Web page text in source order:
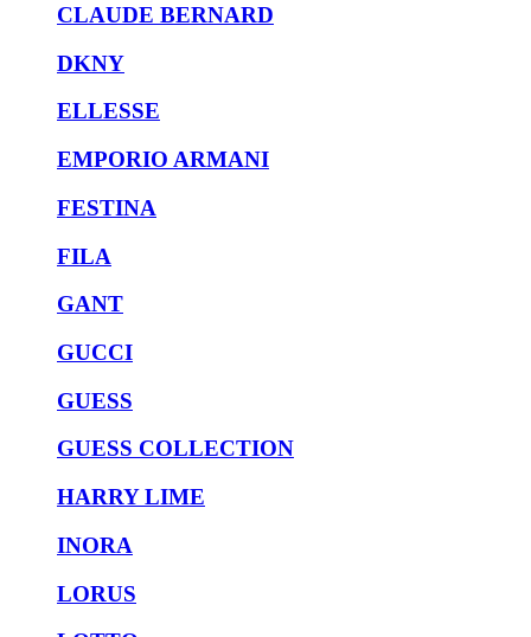
CLAUDE BERNARD
DKNY
ELLESSE
EMPORIO ARMANI
FESTINA
FILA
GANT
GUCCI
GUESS
GUESS COLLECTION
HARRY LIME
INORA
LORUS